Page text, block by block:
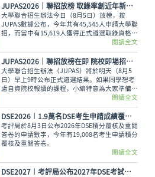
JUPAS2026｜聯招放榜 取錄率創近年新低 同學宜尋求聯招以外出路
大學聯合招生辦法今日（8月5日）放榜，按
JUPAS數據公布，今年共有45,545人申請大學聯
招，而當中有15,619人獲得正式遴選取錄資格，
佔整體申請人數僅34.29%，創下近年新低。即
使如此，未獲錄取的同學也不用氣餒，還可以多
留意聯招以外的選擇呢。
閱讀全文
JUPAS2026｜聯招放榜在即 院校即場招生日及物資準備清單一覽
大學聯合招生辦法（JUPAS）將於明天（8月5
日）早上9時公布正式遴選結果。如果同學想考
慮自資院校報讀的課程，小編特意為大家準備了
各大專院校的即場招生日詳情與物品準備清單，
讓大家今晚順利執拾行裝，安心休息。
閱讀全文
DSE2026︱1.9萬名DSE考生申請成績覆核及重閱答卷 佔總考生人數逾三成
考評局於8月3日公布2026年DSE積分覆核及重閱
答卷的申請數字，今年有19,008名考生申請積分
覆核及重閱答卷。
閱讀全文
DSE2027︱考評局公布2027年DSE考試費 較2026年上調約4%